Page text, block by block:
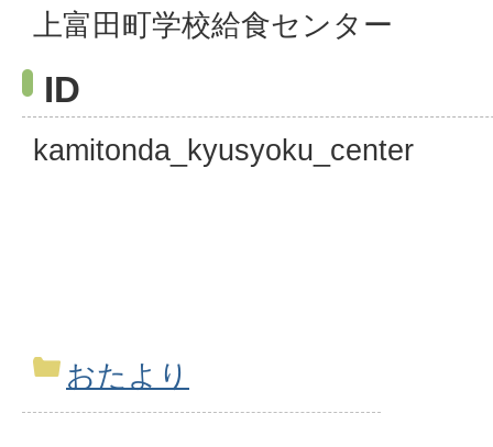
上富田町学校給食センター
ID
kamitonda_kyusyoku_center
おたより